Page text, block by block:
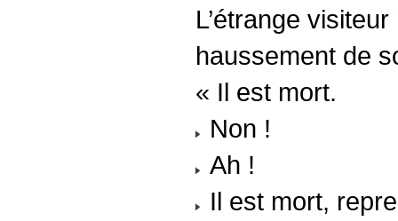
L’étrange
haussement de
« Il est mort.
Non !
Ah !
Il est mort,